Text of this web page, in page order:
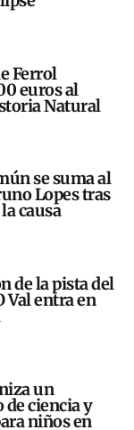
Ferrol
euros al
Natural
se suma al
Lopes tras
causa
de la pista del
Val entra en
un
ciencia y
niños en